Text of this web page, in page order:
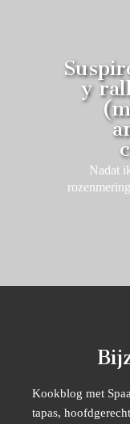
y
Nadat
Kookblog met
tapas,